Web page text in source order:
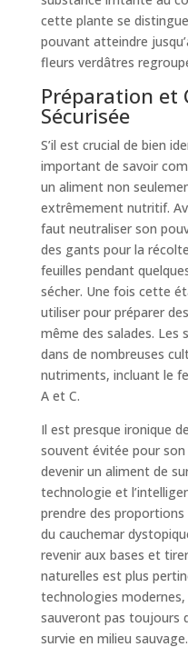
cette plante se
pouvant atteindre
fleurs verdâtres
Préparation et
Sécurisée
S’il est crucial de bien
important de savoir
un aliment non
extrêmement nutritif.
faut neutraliser son
des gants pour la
feuilles pendant
sécher. Une fois cette
utiliser pour préparer
même des salades. Les
dans de nombreuses
nutriments, incluant le
A et C.
Il est presque ironique
souvent évitée pour
devenir un aliment de
technologie et
prendre des
du cauchemar
revenir aux bases et
naturelles est plus
technologies
sauveront pas toujours
survie en milieu